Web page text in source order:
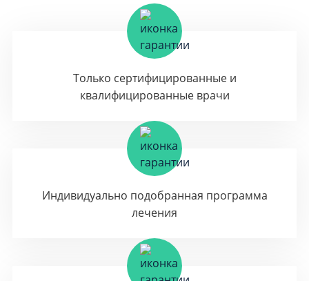
Только сертифицированные и
квалифицированные врачи
Индивидуально подобранная программа
лечения